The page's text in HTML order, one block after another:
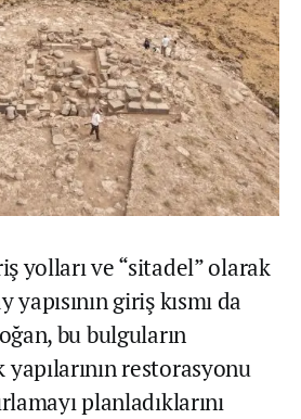
yolları ve “sitadel” olarak
yapısının giriş kısmı da
bu bulguların
yapılarının restorasyonu
planladıklarını